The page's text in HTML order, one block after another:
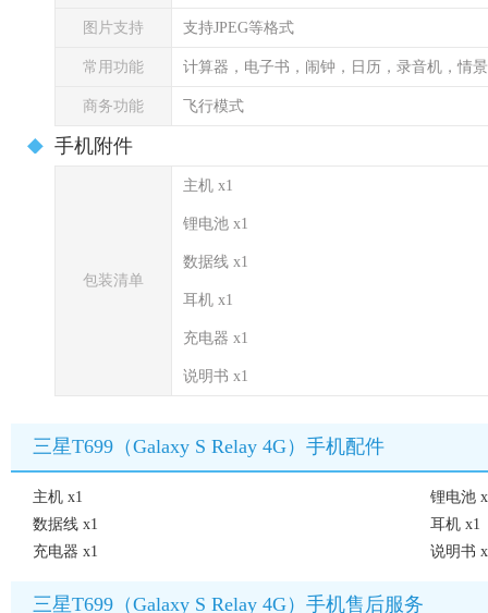
图片支持 支持JPEG等格式
常用功能 计算器，电子书，闹钟，日历，录音机，情
商务功能 飞行模式
手机附件
包装清单
主机 x1
锂电池 x1
数据线 x1
耳机 x1
充电器 x1
说明书 x1
三星T699（Galaxy S Relay 4G）手机配件
主机 x1
锂电池
数据线 x1
耳机 x1
充电器 x1
说明书
三星T699（Galaxy S Relay 4G）手机售后服务